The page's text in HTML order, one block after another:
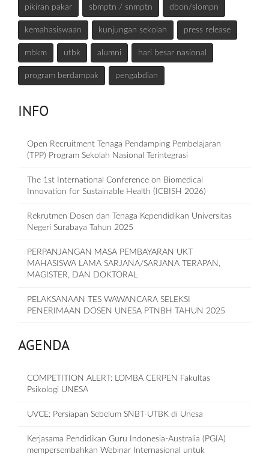
pikiran pakar sbmptn / snmptn dbon/slompn
kemahasiswaan kunjungan sekolah press release
mbkm utbk alumni hari besar nasional
program berdampak pengabdian
INFO
Open Recruitment Tenaga Pendamping Pembelajaran
(TPP) Program Sekolah Nasional Terintegrasi
The 1st International Conference on Biomedical
Innovation for Sustainable Health (ICBISH 2026)
Rekrutmen Dosen dan Tenaga Kependidikan Universitas
Negeri Surabaya Tahun 2025
PERPANJANGAN MASA PEMBAYARAN UKT
MAHASISWA LAMA SARJANA/SARJANA TERAPAN,
MAGISTER, DAN DOKTORAL
PELAKSANAAN TES WAWANCARA SELEKSI
PENERIMAAN DOSEN UNESA PTNBH TAHUN 2025
AGENDA
COMPETITION ALERT: LOMBA CERPEN Fakultas
Psikologi UNESA
UVCE: Persiapan Sebelum SNBT-UTBK di Unesa
Kerjasama Pendidikan Guru Indonesia-Australia (PGIA)
mempersembahkan Webinar Internasional untuk